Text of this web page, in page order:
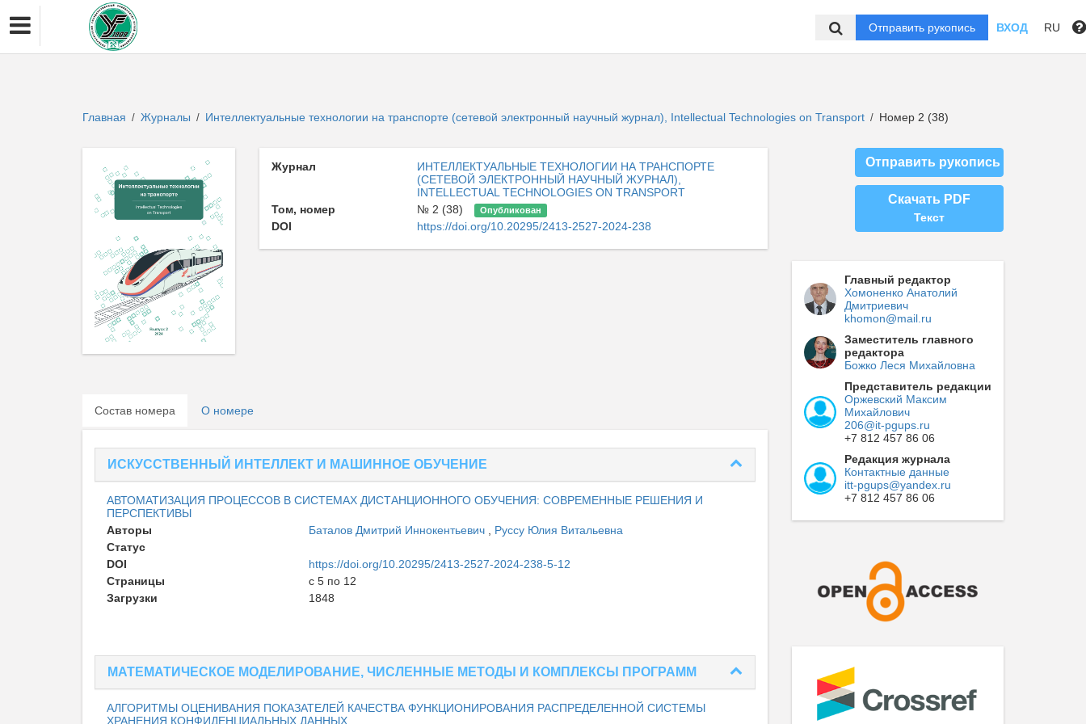
Отправить рукопись ВХОД RU
Главная / Журналы / Интеллектуальные технологии на транспорте (сетевой электронный научный журнал), Intellectual Technologies on Transport / Номер 2 (38)
Журнал
ИНТЕЛЛЕКТУАЛЬНЫЕ ТЕХНОЛОГИИ НА ТРАНСПОРТЕ
(СЕТЕВОЙ ЭЛЕКТРОННЫЙ НАУЧНЫЙ ЖУРНАЛ),
INTELLECTUAL TECHNOLOGIES ON TRANSPORT
Том, номер
№ 2 (38) Опубликован
DOI https://doi.org/10.20295/2413-2527-2024-238
Состав номера О номере
ИСКУССТВЕННЫЙ ИНТЕЛЛЕКТ И МАШИННОЕ ОБУЧЕНИЕ
АВТОМАТИЗАЦИЯ ПРОЦЕССОВ В СИСТЕМАХ ДИСТАНЦИОННОГО ОБУЧЕНИЯ: СОВРЕМЕННЫЕ РЕШЕНИЯ И
ПЕРСПЕКТИВЫ
Авторы
Баталов Дмитрий Иннокентьевич , Руссу Юлия Витальевна
Статус
DOI
https://doi.org/10.20295/2413-2527-2024-238-5-12
Страницы
с 5 по 12
Загрузки
1848
МАТЕМАТИЧЕСКОЕ МОДЕЛИРОВАНИЕ, ЧИСЛЕННЫЕ МЕТОДЫ И КОМПЛЕКСЫ ПРОГРАММ
АЛГОРИТМЫ ОЦЕНИВАНИЯ ПОКАЗАТЕЛЕЙ КАЧЕСТВА ФУНКЦИОНИРОВАНИЯ РАСПРЕДЕЛЕННОЙ СИСТЕМЫ
ХРАНЕНИЯ КОНФИДЕНЦИАЛЬНЫХ ДАННЫХ
Отправить рукопись
Скачать PDF
Текст
Главный редактор
Хомоненко Анатолий
Дмитриевич
khomon@mail.ru
Заместитель главного
редактора
Божко Леся Михайловна
Представитель редакции
Оржевский Максим
Михайлович
206@it-pgups.ru
+7 812 457 86 06
Редакция журнала
Контактные данные
itt-pgups@yandex.ru
+7 812 457 86 06